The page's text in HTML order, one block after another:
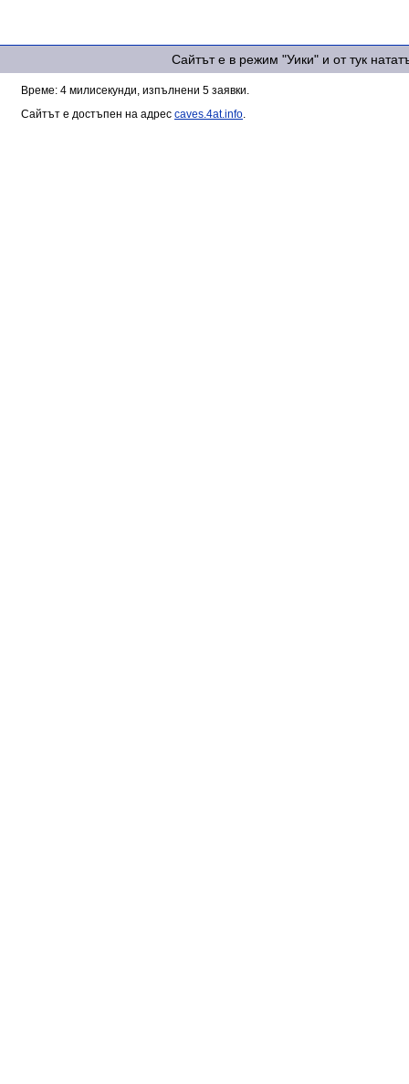
Сайтът е в режим "Уики" и от тук
Време: 4 милисекунди, изпълнени 5 заявки.
Сайтът е достъпен на адрес caves.4at.info.